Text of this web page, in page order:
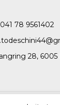
78 9561402
28, 6005